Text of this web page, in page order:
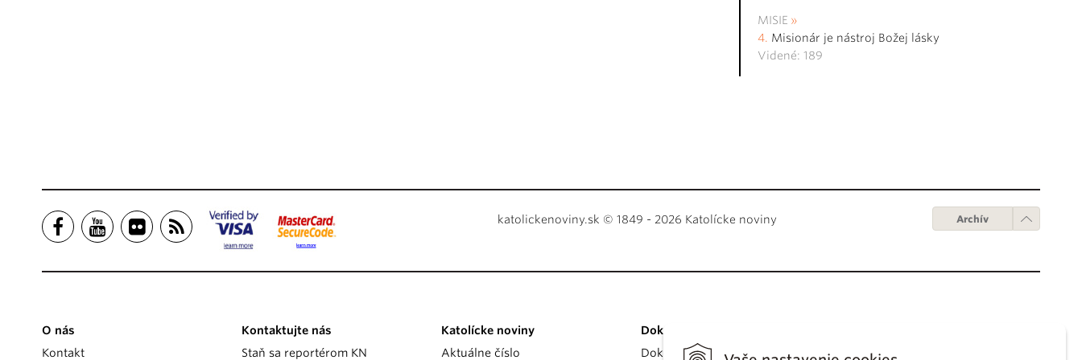
MISIE
Misionár je nástroj Božej lásky
Videné: 189
katolickenoviny.sk © 1849 - 2026 Katolícke noviny Archív
O nás
Kontakt
Kontaktujte nás
Staň sa reportérom KN
Katolícke noviny
Aktuálne číslo
Dokumenty
Dokumenty pápežov
Digitálne vydanie